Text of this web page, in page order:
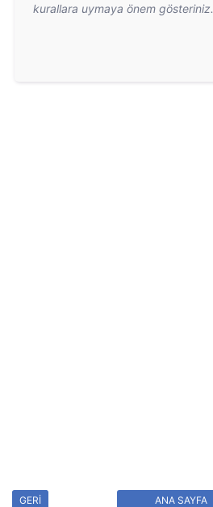
kurallara uymaya önem gösteriniz.
GERİ ANA SAYFA